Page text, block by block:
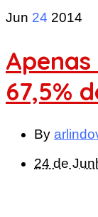
Jun 24 2014
67,5%
By
24 de